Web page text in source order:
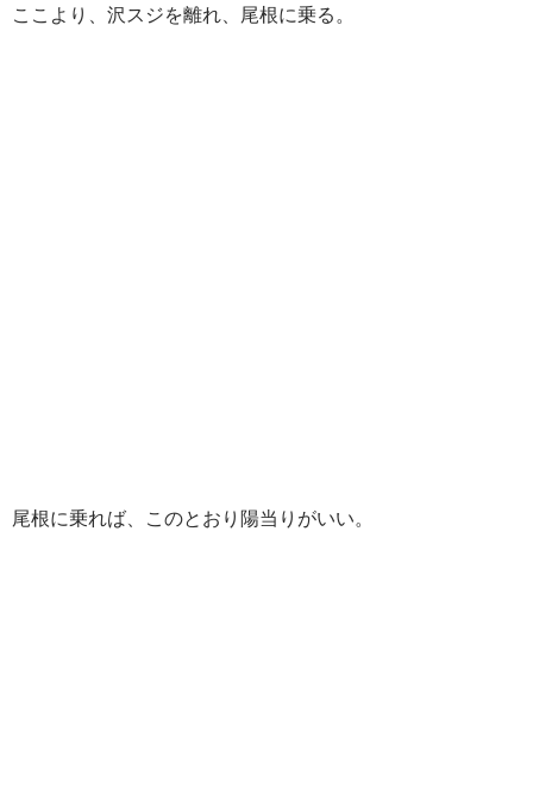
ここより、沢スジを離れ、尾根に乗る。
尾根に乗れば、このとおり陽当りがいい。